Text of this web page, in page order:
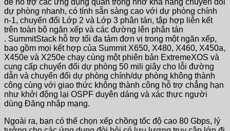
để hỗ trợ các ứng dụng quan trọng nhờ khả năng chuyển đổi
dự phòng nhanh, có tính sẵn sàng cao với dự phòng chính
n-1, chuyển đổi Lớp 2 và Lớp 3 phân tán, tập hợp liên kết
trên toàn bộ ngăn xếp và các đường lên phân tán
. SummitStack hỗ trợ tối đa tám đơn vị trong một ngăn xếp,
bao gồm mọi kết hợp của Summit X650, X480, X460, X450a,
X450e và X250e chạy cùng một phiên bản ExtremeXOS và
cung cấp chuyển đổi dự phòng 50 mili giây cho lỗi đường
dẫn và chuyển đổi dự phòng chính/dự phòng không thành
công cùng với giao thức không thành công hỗ trợ chẳng hạn
như khởi động lại OSPF duyên dáng và xác thực người
dùng Đăng nhập mạng.
Ngoài ra, bạn có thể chọn xếp chồng tốc độ cao 80 Gbps, lý